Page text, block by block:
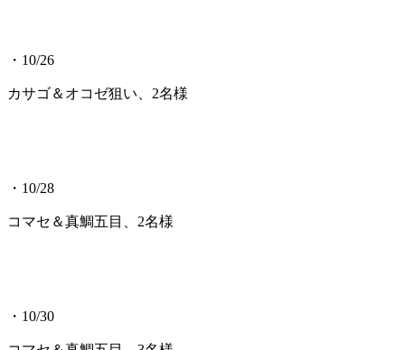
・10/26
カサゴ＆オコゼ狙い、2名様
・10/28
コマセ＆真鯛五目、2名様
・10/30